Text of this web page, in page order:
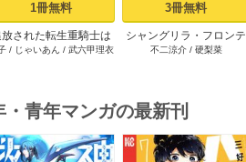
1冊無料
された転生重騎士は
ーム知識で無双する
/ じゃいあん / 武六甲理衣
3冊無料
シャングリラ・フロンテ
ィア（１） ～クソゲー
不二涼介/ 硬梨菜
・青年マンガの最新刊